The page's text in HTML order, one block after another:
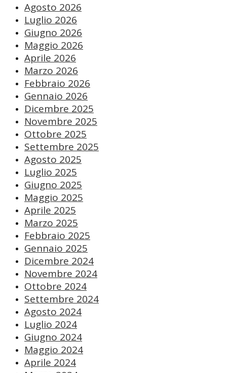
Agosto 2026
Luglio 2026
Giugno 2026
Maggio 2026
Aprile 2026
Marzo 2026
Febbraio 2026
Gennaio 2026
Dicembre 2025
Novembre 2025
Ottobre 2025
Settembre 2025
Agosto 2025
Luglio 2025
Giugno 2025
Maggio 2025
Aprile 2025
Marzo 2025
Febbraio 2025
Gennaio 2025
Dicembre 2024
Novembre 2024
Ottobre 2024
Settembre 2024
Agosto 2024
Luglio 2024
Giugno 2024
Maggio 2024
Aprile 2024